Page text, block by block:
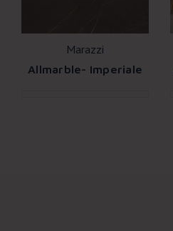
Marazzi
Allmarble- Imperiale